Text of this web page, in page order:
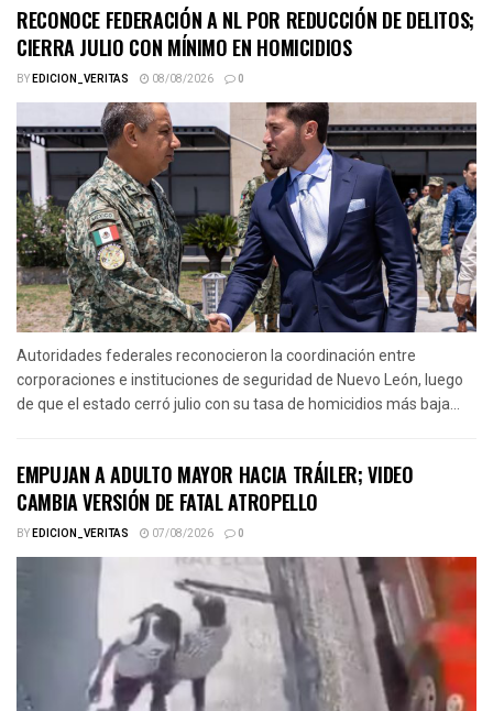
RECONOCE FEDERACIÓN A NL POR REDUCCIÓN DE DELITOS;
CIERRA JULIO CON MÍNIMO EN HOMICIDIOS
BYEDICION_VERITAS 08/08/2026 0
Autoridades federales reconocieron la coordinación entre
corporaciones e instituciones de seguridad de Nuevo León, luego
de que el estado cerró julio con su tasa de homicidios más baja...
EMPUJAN A ADULTO MAYOR HACIA TRÁILER; VIDEO
CAMBIA VERSIÓN DE FATAL ATROPELLO
BYEDICION_VERITAS 07/08/2026 0